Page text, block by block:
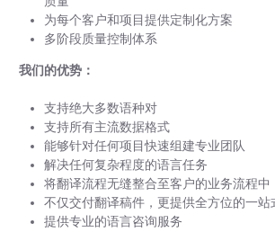
为每个客户和项目提供定制化方案
多阶段质量控制体系
我们的优势：
支持绝大多数语种对
支持所有主流数据格式
能够针对任何项目快速组建专业团队
解决任何复杂程度的语言任务
将翻译流程无缝整合至客户的业务流程中
不仅交付翻译稿件，更提供全方位的一站
提供专业的语言咨询服务